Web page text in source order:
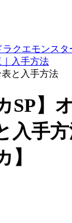
ラクエモンスタ
入手方法
と入手方法
SP】
入手
】